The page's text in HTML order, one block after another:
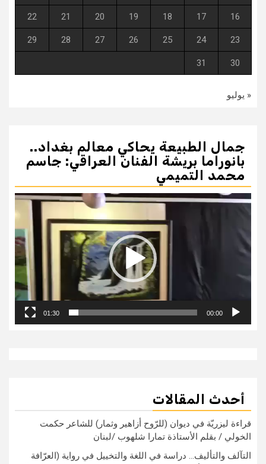
16
17
18
19
20
21
22
23
24
25
26
27
28
29
30
31
« يوليو
جمال الطبيعة يحاكي معالم بغداد..
بانوراما بريشة الفنان العراقي: جاسم
محمد التميمي
مشغل
الفيديو
00:00
01:30
أحدث المقالات
قراءة ليزريّة في ديوان (للرّوح أزاهير وثمار) للشاعر حكمت
الخولي / بقلم الأستاذة تمارا شلهوب /لبنان
التآلف والتأليف… دراسة في اللغة والتخييل في رواية (العرّافة